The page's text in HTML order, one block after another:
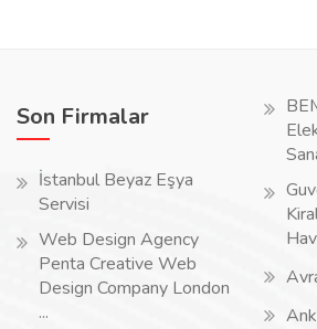
Son Firmalar
İstanbul Beyaz Eşya
Servisi
Web Design Agency
Penta Creative Web
Design Company London
...